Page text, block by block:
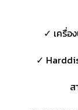
✓ เครื่อ
✓